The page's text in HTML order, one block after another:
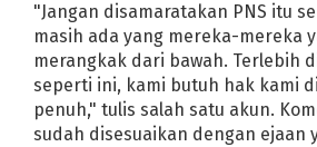
Nyari Pakan
Pemilu Masih
REKAPITULASI
Quick Count LSI
SubDomain
"Jangan disamaratakan PNS itu
masih ada yang mereka-mereka
merangkak dari bawah. Terlebih
seperti ini, kami butuh hak kami
penuh," tulis salah satu akun.
sudah disesuaikan dengan ejaan